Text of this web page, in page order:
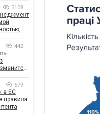
3108
а
5 лет
442
579
в ЕС
правила